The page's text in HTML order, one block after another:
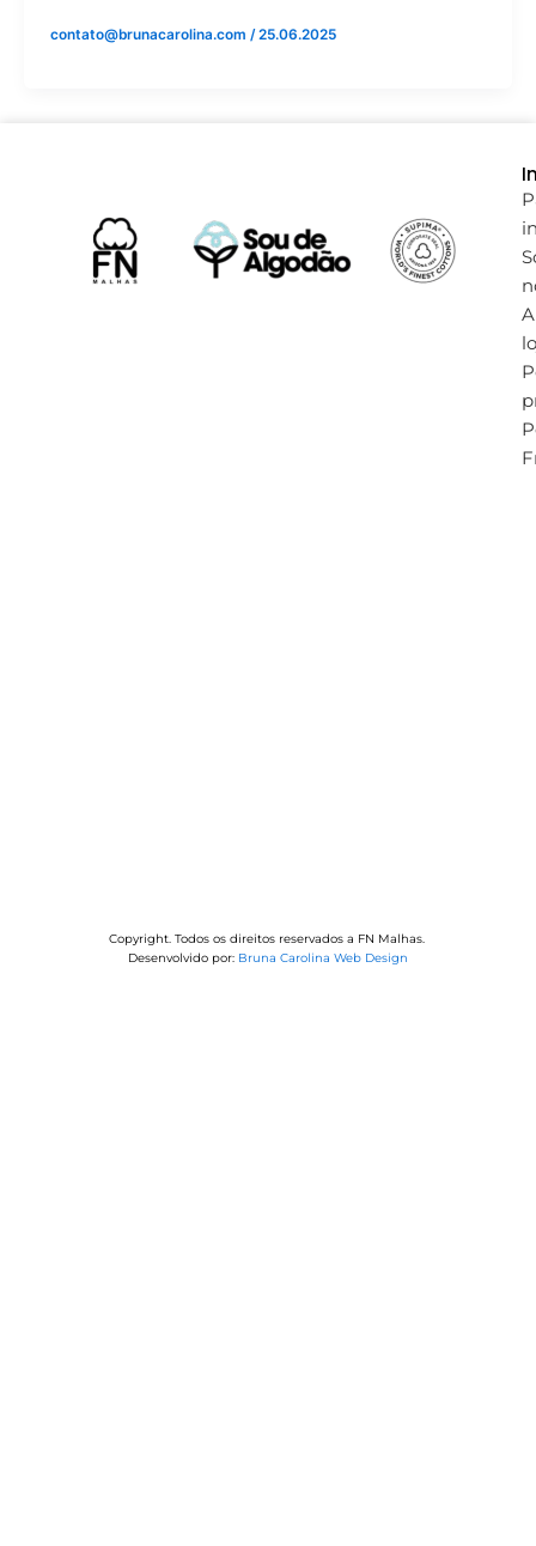
contato@brunacarolina.com /25.06.2025
A
Copyright. Todos os direitos reservados a FN Malhas.
Desenvolvido por: Bruna Carolina Web Design